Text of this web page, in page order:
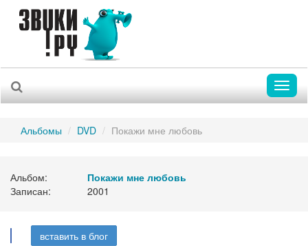
Альбомы DVD Покажи мне любовь
Альбом:
Покажи мне любовь
Записан:
2001
вставить в блог